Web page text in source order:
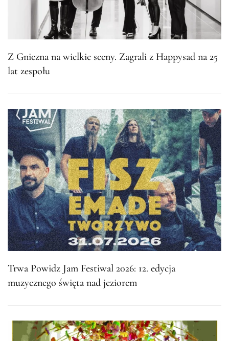
Z Gniezna na wielkie sceny. Zagrali z Happysad na 25
lat zespołu
Trwa Powidz Jam Festiwal 2026: 12. edycja
muzycznego święta nad jeziorem